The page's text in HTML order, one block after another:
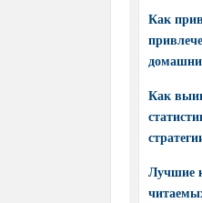
Как
Как
Лучшие